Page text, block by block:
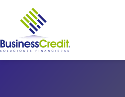
contenido